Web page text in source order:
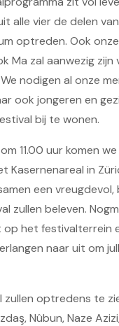
alle vier de delen
optreden. Ook
Ma zal aanwezig zijn
nodigen al onze
ook jongeren en
bij te wonen.
11.00 uur komen
Kasernenareal in
een vreugdevol,
zullen beleven.
op het festivalterrein
naar uit om
zullen optredens te
Nûbun, Naze Azizi,